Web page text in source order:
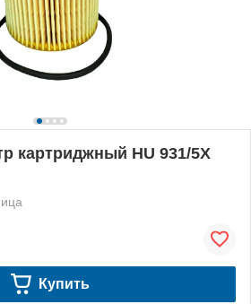
картриджный HU 931/5X
Купить